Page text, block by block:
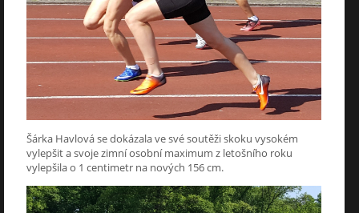
Šárka Havlová se dokázala ve své soutěži skoku vysokém
vylepšit a svoje zimní osobní maximum z letošního roku
vylepšila o 1 centimetr na nových 156 cm.